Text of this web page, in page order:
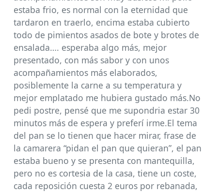
estaba frio, es normal con la eternidad que
tardaron en traerlo, encima estaba cubierto
todo de pimientos asados de bote y brotes de
ensalada…. esperaba algo más, mejor
presentado, con más sabor y con unos
acompañamientos más elaborados,
posiblemente la carne a su temperatura y
mejor emplatado me hubiera gustado más.No
pedi postre, pensé que me supondria estar 30
minutos más de espera y preferí irme.El tema
del pan se lo tienen que hacer mirar, frase de
la camarera “pidan el pan que quieran”, el pan
estaba bueno y se presenta con mantequilla,
pero no es cortesia de la casa, tiene un coste,
cada reposición cuesta 2 euros por rebanada,